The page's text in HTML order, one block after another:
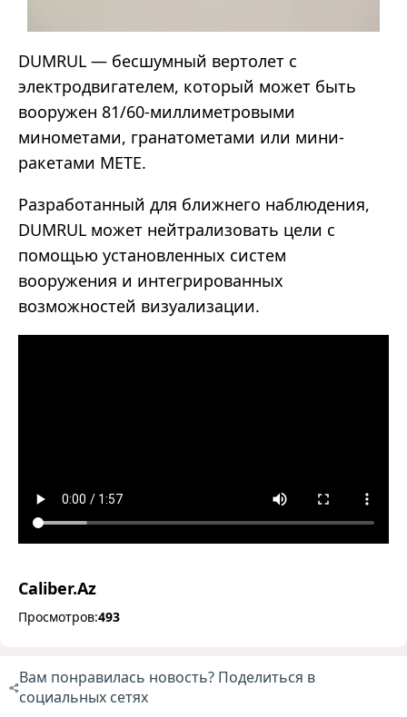
DUMRUL — бесшумный вертолет с
электродвигателем, который может быть
вооружен 81/60-миллиметровыми
минометами, гранатометами или мини-
ракетами METE.
Разработанный для ближнего наблюдения,
DUMRUL может нейтрализовать цели с
помощью установленных систем
вооружения и интегрированных
возможностей визуализации.
Caliber.Az
Просмотров:493
Вам понравилась новость? Поделиться в
социальных сетях